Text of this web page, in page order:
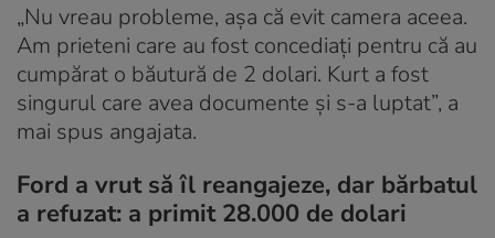
„Nu vreau probleme, așa că evit camera aceea.
Am prieteni care au fost concediați pentru că au
cumpărat o băutură de 2 dolari. Kurt a fost
singurul care avea documente și s-a luptat”, a
mai spus angajata.
Ford a vrut să îl reangajeze, dar bărbatul
a refuzat: a primit 28.000 de dolari